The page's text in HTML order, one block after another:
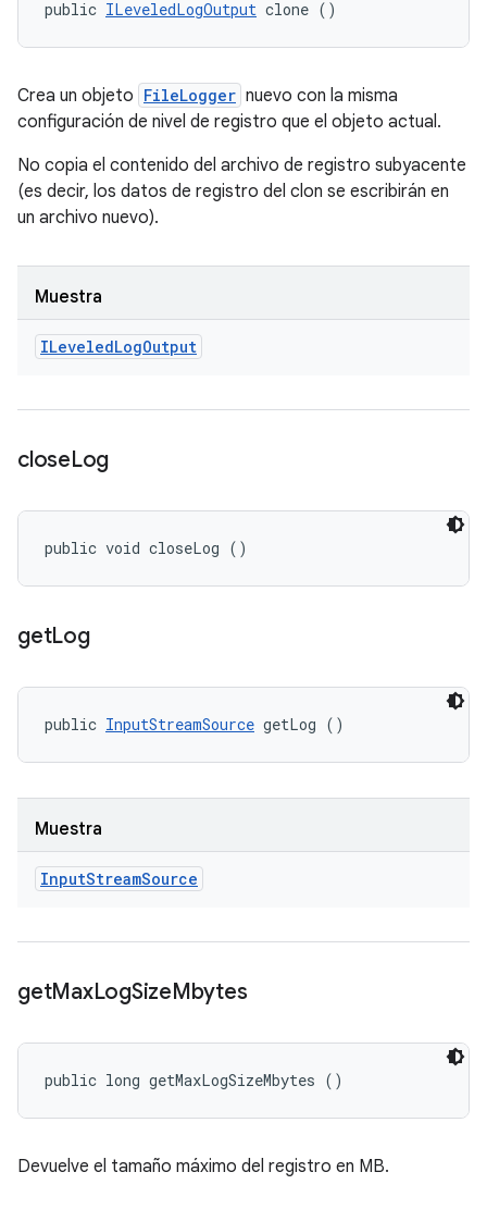
public ILeveledLogOutput clone ()
Crea un objeto FileLogger nuevo con la misma
configuración de nivel de registro que el objeto actual.
No copia el contenido del archivo de registro subyacente
(es decir, los datos de registro del clon se escribirán en
un archivo nuevo).
Muestra
ILeveledLogOutput
closeLog
public void closeLog ()
getLog
public InputStreamSource getLog ()
Muestra
InputStreamSource
getMaxLogSizeMbytes
public long getMaxLogSizeMbytes ()
Devuelve el tamaño máximo del registro en MB.